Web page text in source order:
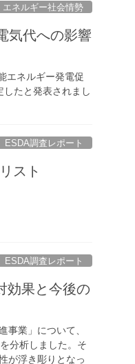
エネルギー社会情勢
気代への影響
エネルギー発電促
たと発表されまし
ESDA調査レポート
スト
ESDA調査レポート
効果と今後の
事業」について、
分析しました。そ
が浮き彫りとなっ